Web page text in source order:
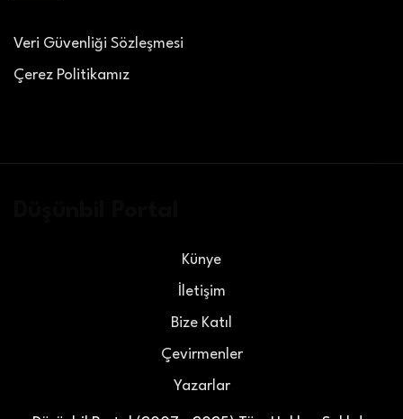
Veri Güvenliği Sözleşmesi
Çerez Politikamız
Künye
İletişim
Bize Katıl
Çevirmenler
Yazarlar